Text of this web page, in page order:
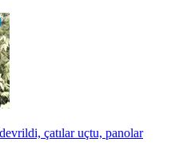
çatılar uçtu, panolar